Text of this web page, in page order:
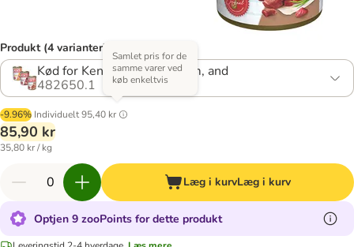
Produkt (4 varianter)
Kød for Kendere: kylling, lam, and
482650.1
-9.96% Individuelt95,40 kr
Samlet pris for de
samme varer ved
køb enkeltvis
85,90 kr
35,80 kr / kg
Læg i kurvLæg i kurv
Optjen 9 zooPoints for dette produkt